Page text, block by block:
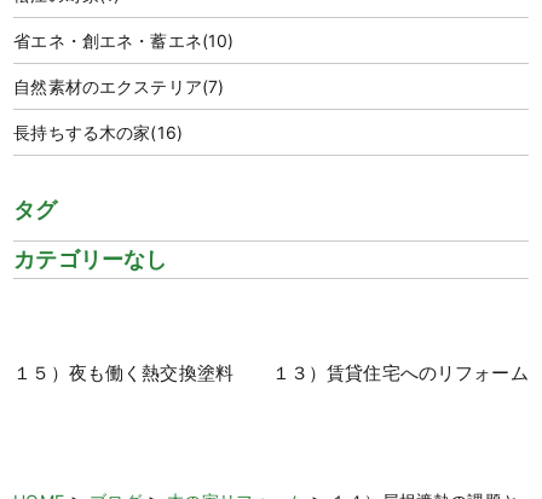
省エネ・創エネ・蓄エネ(10)
自然素材のエクステリア(7)
長持ちする木の家(16)
タグ
カテゴリーなし
１５）夜も働く熱交換塗料 １３）賃貸住宅へのリフォーム